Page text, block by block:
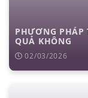
PHƯƠNG
QUẢ KHÔNG
02/03/2026